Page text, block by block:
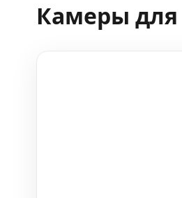
Камеры